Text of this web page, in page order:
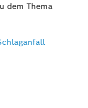
dem Thema